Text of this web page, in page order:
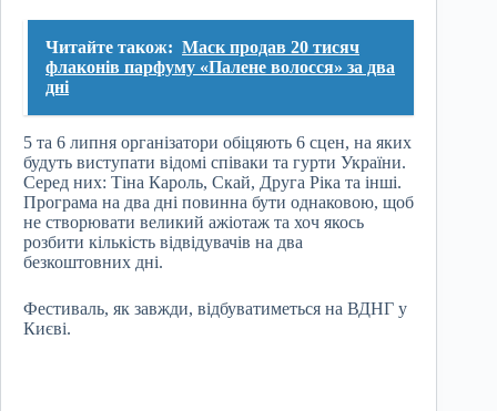
Читайте також: Маск продав 20 тисяч
флаконів парфуму «Палене волосся» за два
дні
5 та 6 липня організатори обіцяють 6 сцен, на яких
будуть виступати відомі співаки та гурти України.
Серед них: Тіна Кароль, Скай, Друга Ріка та інші.
Програма на два дні повинна бути однаковою, щоб
не створювати великий ажіотаж та хоч якось
розбити кількість відвідувачів на два
безкоштовних дні.
Фестиваль, як завжди, відбуватиметься на ВДНГ у
Києві.